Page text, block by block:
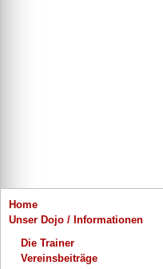
Home
Unser Dojo / Informationen
Die Trainer
Vereinsbeiträge